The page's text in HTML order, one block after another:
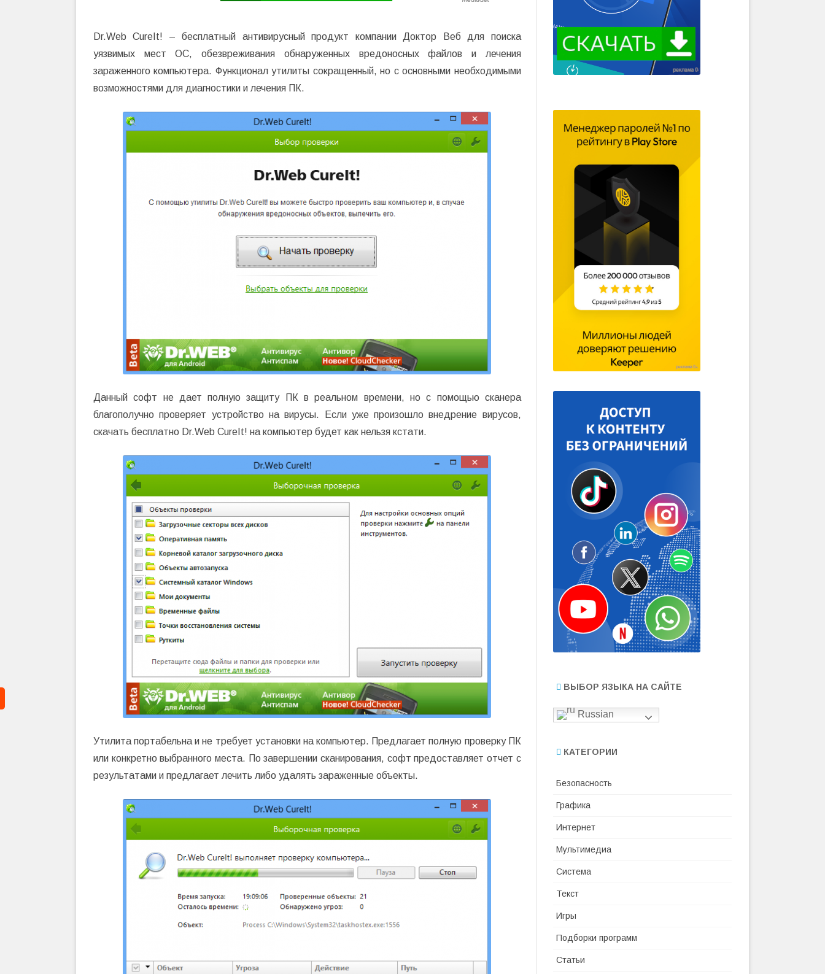
Dr.Web CureIt! – бесплатный антивирусный продукт компании Доктор Веб для поиска
уязвимых мест ОС, обезвреживания обнаруженных вредоносных файлов и лечения
зараженного компьютера. Функционал утилиты сокращенный, но с основными необходимыми
возможностями для диагностики и лечения ПК.
Данный софт не дает полную защиту ПК в реальном времени, но с помощью сканера
благополучно проверяет устройство на вирусы. Если уже произошло внедрение вирусов,
скачать бесплатно Dr.Web CureIt! на компьютер будет как нельзя кстати.
Утилита портабельна и не требует установки на компьютер. Предлагает полную проверку ПК
или конкретно выбранного места. По завершении сканирования, софт предоставляет отчет с
результатами и предлагает лечить либо удалять зараженные объекты.
ВЫБОР ЯЗЫКА НА САЙТЕ
Russian
КАТЕГОРИИ
Безопасность
Графика
Интернет
Мультимедиа
Система
Текст
Игры
Подборки программ
Статьи